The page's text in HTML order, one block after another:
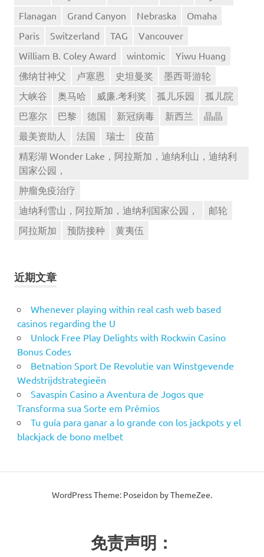
Flanagan
Grand Canyon Nebraska
Omaha
Paris
Switzerland TAG
Vancouver
William B. Coley Award
wintomic
Yiwu Huang
佛纳甘神父
卢塞恩 史坦曼奖
墨西哥游轮
大峡谷
奥马哈 威廉.考利奖 孤儿乐园
孤儿院
巴塞尔
巴黎 德国 新冠病毒 新西兰
晶晶
最美资助人
法国 瑞士
疫苗
精彩湖 Wonder Lake，阿拉斯加，迪纳利山，迪纳利
国家公园，
肿瘤免疫治疗
迪纳利雪山，阿拉斯加，迪纳利国家公园，
邮轮
阿拉斯加
预防接种 黄夷伍
近期文章
Whenever playing within real cash web based
casinos regarding the U
Unlock Free Play Delights with Rockwin Casino
Bonus Codes
Betnation Sport De Revolutie van Winstgevende
Wedstrijdstrategieën
Savaspin Casino a Aventura de Jogos que
Transforma sua Sorte em Prêmios
Tu guía para ganar a lo grande con los jackpots y el
blackjack de bono melbet
WordPress Theme: Poseidon by ThemeZee.
免责声明：